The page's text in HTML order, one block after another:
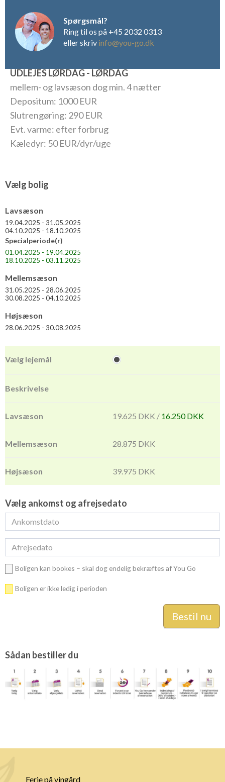
Spørgsmål?
Ring til os på +45 2032 0313
eller skriv info@you-go.dk
UDLEJES LØRDAG - LØRDAG
mellem- og lavsæson dog min. 4 nætter
Depositum: 1000 EUR
Slutrengøring: 290 EUR
Evt. varme: efter forbrug
Kæledyr: 50 EUR/dyr/uge
Vælg bolig
Lavsæson
19.04.2025 - 31.05.2025
04.10.2025 - 18.10.2025
Specialperiode(r)
01.04.2025 - 19.04.2025
18.10.2025 - 03.11.2025
Mellemsæson
31.05.2025 - 28.06.2025
30.08.2025 - 04.10.2025
Højsæson
28.06.2025 - 30.08.2025
19.625 DKK / 16.250 DKK
28.875 DKK
39.975 DKK
Vælg ankomst og afrejsedato
Boligen kan bookes – skal dog endelig bekræftes af You Go
Boligen er ikke ledig i perioden
Sådan bestiller du
Ferie på vingård